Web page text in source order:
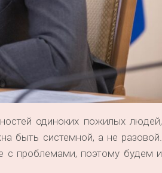
одиноких пожилых людей,
быть системной, а не разовой.
с проблемами, поэтому будем и